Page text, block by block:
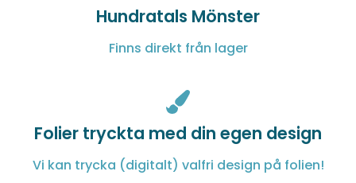
Hundratals Mönster
Finns direkt från lager
Folier tryckta med din egen design
Vi kan trycka (digitalt) valfri design på folien!